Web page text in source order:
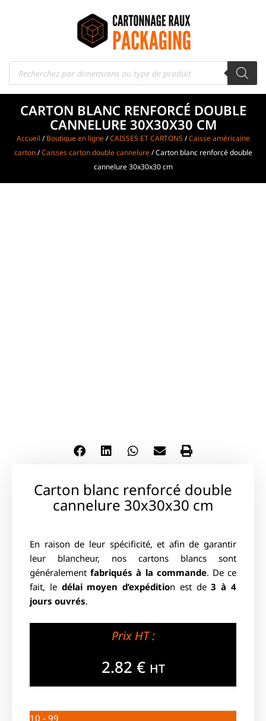
CARTON BLANC RENFORCÉ DOUBLE
CANNELURE 30X30X30 CM
Accueil /Boutique en ligne/CAISSES ET CARTONS /Caisse américaine
carton/Caisses carton double cannelure/ Carton blanc renforcé double
cannelure 30x30x30 cm
Carton blanc renforcé double
cannelure 30x30x30 cm
En raison de leur spécificité, et afin de garantir
leur blancheur, nos cartons blancs sont
généralement fabriqués à la commande. De ce
fait, le délai moyen d’expédition est de3 à 4
jours ouvrés.
Prix HT :
2.82 € HT
10 - 99